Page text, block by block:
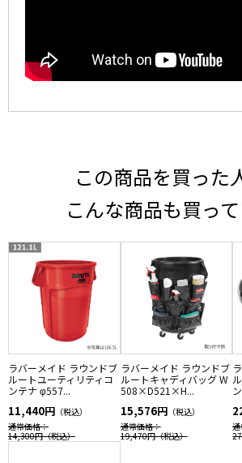
この商品を買った
こんな商品も買っ
ラバーメイド ラウンドブ
ルートユーティリティコ
ンテナ φ557...
11,440円 （税込）
通常価格：
14,300円（税込）
ラバーメイド ラウンドブ
ルートキャディバッグ W
508×D521×H...
15,576円 （税込）
通常価格：
19,470円（税込）